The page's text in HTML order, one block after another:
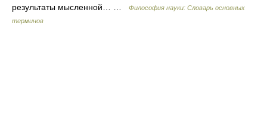
результаты мысленной… …
Философия науки: Словарь основных
терминов